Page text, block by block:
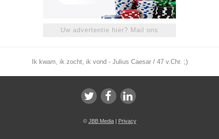
Uw advertentie hier? Mail ons
Ik kwam, ik zocht, ik vond - Julius Caesar / 47 v.Chr. ;)
© JBB Media| Privacy